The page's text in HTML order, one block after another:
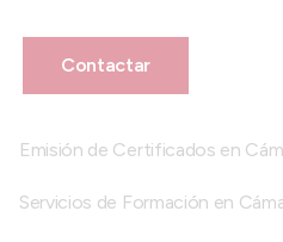
Contactar
Emisión de Certificados en
Servicios de Formación en